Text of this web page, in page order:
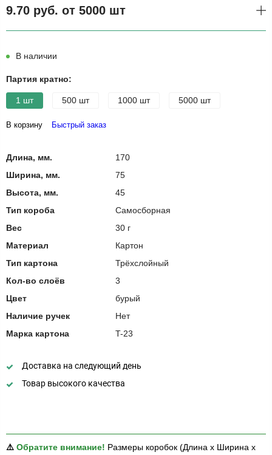
9.70 руб. от 5000 шт
В наличии
Партия кратно:
1 шт 500 шт 1000 шт 5000 шт
В корзину Быстрый заказ
Длина, мм.
170
Ширина, мм.
75
Высота, мм.
45
Тип короба
Самосборная
Вес
30 г
Материал
Картон
Тип картона
Трёхслойный
Кол-во слоёв
3
Цвет
бурый
Наличие ручек
Нет
Марка картона
T-23
Доставка на следующий день
Товар высокого качества
⚠️ Обратите внимание! Размеры коробок (Длина х Ширина х